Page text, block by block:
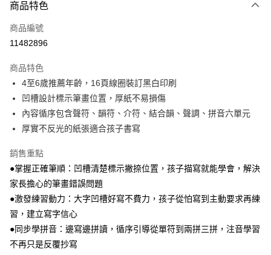
信用卡一次付款
LINE Pay
大哥付你分期
相關說明
【大哥付你分期使用說明】
1.本服務由台灣大哥大提供，台灣大哥大用戶可立即使用無須另外申請。
2.付款方式選擇「大哥付你分期」，訂單成立後會自動跳轉到大哥付的交易
成交易。
3.實際核准額度、可分期數及費用金額請依後續交易確認頁面所載為準。
4.訂單成立30分鐘內，如未前往確認交易或遇審核未通過，訂單將自動取
消。如遇「轉專審核」未通過狀況，表示未達大哥付你分期系統評分，恕無
法說明評估內容。
1.分期款項不併入電信帳單，「大哥付你分期」於每月結算日後寄送繳費提
醒簡訊。
2.透過簡訊連結打開帳單後，可選擇「超商條碼／台灣大直營門市／銀行轉
帳／街口支付／iPASS MONEY」等通路繳費。
AFTEE先享後付
相關說明
AFTEE先享後付是「在收到商品之後才付款」的支付方式。 讓您購物簡單
便利好安心！
１．簡單：不需註冊會員、不需綁卡、不需儲值。
２．便利：只要手機號碼，簡訊認證，即可結帳。
３．安心：先確認商品／服務後，再付款。
１．於結帳方式選擇「AFTEE先享後付」後，將跳轉至「AFTEE先享後付」
結帳頁面，進行簡訊認證並確認金額後，即可完成結帳。
ATM付款
運送方式
付款後全家取貨
每筆NT$70，滿NT$800(含以上)免運費
付款後7-11取貨
商品特色
商品編號
11482896
商品特色
4至6歲推薦年齡，16頁線圈裝訂黑白印刷
凹槽設計標示筆畫位置，厚紙不易損傷
內容循序包含聲符、韻符、介符、結合韻、聲調、拼音六單元
厚實不反光的紙張適合孩子書寫
銷售重點
●掌握正確筆順：凹槽清楚標示撇捺位置，孩子描寫就能學會，解決
家長擔心的筆畫錯誤問題
●激發練習動力：大字凹槽好寫不費力，孩子從怕寫到主動要求再練
習，建立寫字信心
●同步學拼音：邊寫邊拼讀，循序引導從單符到兩拼三拼，注音學習
不再只是反覆抄寫